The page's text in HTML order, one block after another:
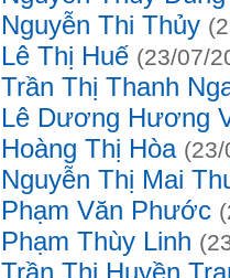
Nguyễn Thi Thủy
Lê Thị Huế (23/07/
Trần Thị Thanh
Lê Dương Hương
Hoàng Thị Hòa
Nguyễn Thị Mai
Phạm Văn Phước
Phạm Thùy Linh
Trần Thị Huyền